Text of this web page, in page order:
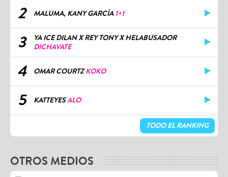
2 MALUMA, KANY GARCÍA 1+1
3
YA ICE DILAN X REY TONY X HELABUSADOR
DICHAVATE
4 OMAR COURTZKOKO
5 KATTEYESALO
TODO EL RANKING
OTROS MEDIOS